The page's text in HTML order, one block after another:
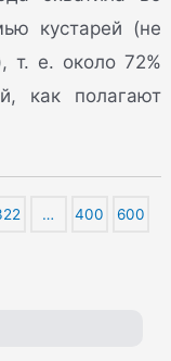
кустарей (не
т. е. около 72%
как полагают
… 400 600